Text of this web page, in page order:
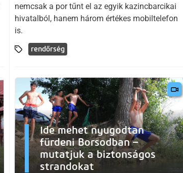
nemcsak a por tűnt el az egyik kazincbarcikai
hivatalból, hanem három értékes mobiltelefon
is.
rendőrség
Ide mehet nyugodtan
fürdeni Borsodban –
mutatjuk a biztonságos
strandokat